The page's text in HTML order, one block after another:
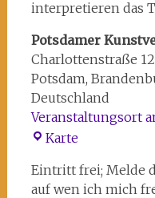
interpretieren das
Potsdamer
Charlottenstraße
Potsdam,
Deutschland
Veranstaltungsort
KartePotsdamer
(PKV)
Eintritt frei; Melde
auf wen ich mich